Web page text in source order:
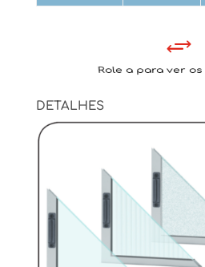
+
Role a para ver
DETALHES